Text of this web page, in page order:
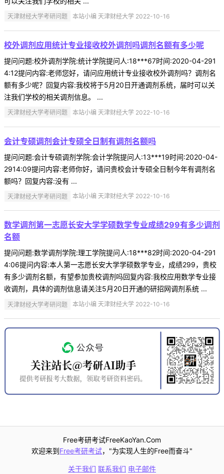
天津财经大学考研问题 本站小编 天津财经大学 2022-10-16
校外调剂应用统计专业接收校外调剂吗调剂名额有多少呢
提问问题:校外调剂学院:统计学院提问人:18***67时间:2020-04-291
4:12提问内容:老师您好，请问应用统计专业接收校外调剂吗？调剂名
额有多少呢？回复内容:我校将于5月20日开通调剂系统，届时可以关
注我们学校的相关调剂信息。 ...
天津财经大学考研问题 本站小编 天津财经大学 2022-10-16
会计专硕调剂会计专硕全日制有调剂名额吗
提问问题:会计专硕调剂学院:会计学院提问人:13***19时间:2020-04-
2914:09提问内容:老师你好，请问贵校会计专硕全日制今年有调剂名
额吗？回复内容:没有 ...
天津财经大学考研问题 本站小编 天津财经大学 2022-10-16
数学调剂第一志愿长安大学学硕数学专业成绩299有多少调剂
名额
提问问题:数学调剂学院:理工学院提问人:18***82时间:2020-04-291
4:06提问内容:本人第一志愿长安大学学硕数学专业，成绩299，贵校
有多少调剂名额，有望参加贵校调剂吗回复内容:我校应用数学专业接
收调剂，具体的调剂信息请关注5月20日开通的研招网调剂系统 ...
天津财经大学考研问题 本站小编 天津财经大学 2022-10-16
Free考研考试FreeKaoYan.Com
欢迎来到Free考研考试，"为实现人生的Free而奋斗"
关于我们 联系我们 电子邮件